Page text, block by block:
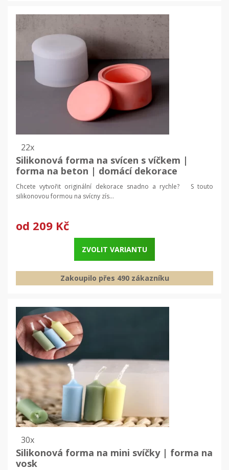
22x
Silikonová forma na svícen s víčkem |
forma na beton | domácí dekorace
Chcete vytvořit originální dekorace snadno a rychle? S touto
silikonovou formou na svícny zís...
od 209 Kč
ZVOLIT VARIANTU
Zakoupilo přes 490 zákazníku
30x
Silikonová forma na mini svíčky | forma na
vosk